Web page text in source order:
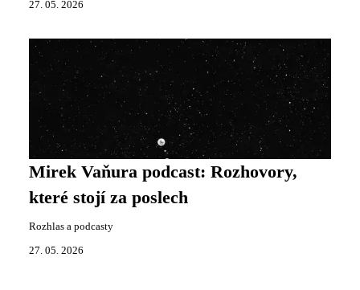
27. 05. 2026
Mirek Vaňura podcast: Rozhovory,
které stojí za poslech
Rozhlas a podcasty
27. 05. 2026